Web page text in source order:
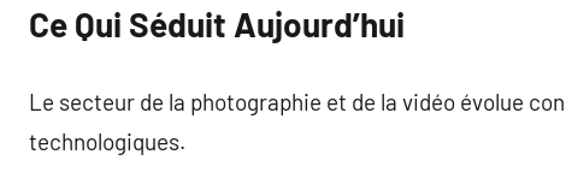
Ce Qui Séduit Aujourd’hui
Le secteur de la photographie et de la vidéo évolue
technologiques.